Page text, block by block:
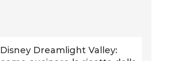
Disney Dreamlight Valley: